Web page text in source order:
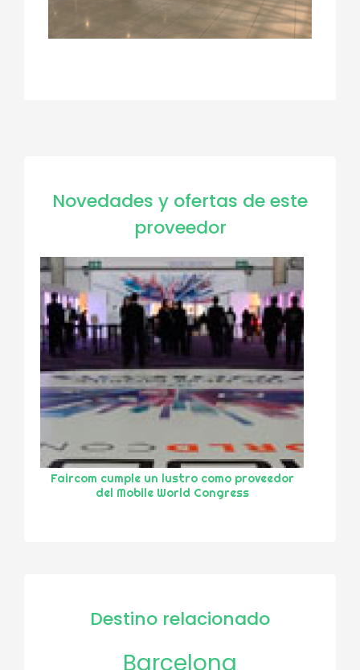
Novedades y ofertas de este
proveedor
Faircom cumple un lustro como proveedor
del Mobile World Congress
Destino relacionado
Barcelona